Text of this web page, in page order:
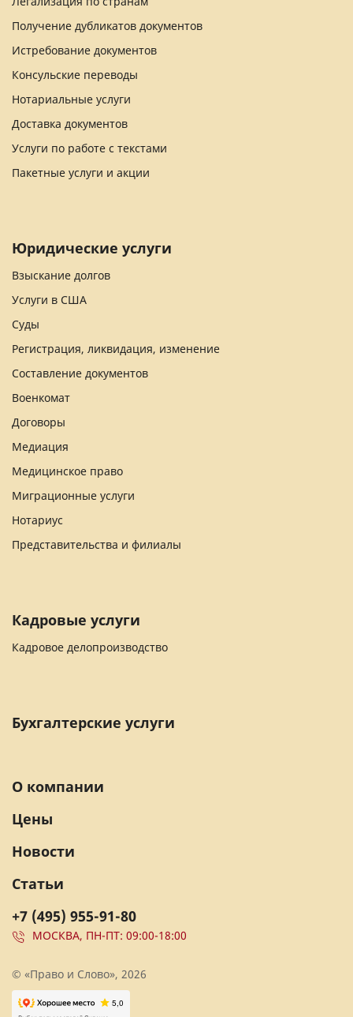
Получение дубликатов документов
Истребование документов
Консульские переводы
Нотариальные услуги
Доставка документов
Услуги по работе с текстами
Пакетные услуги и акции
Юридические услуги
Взыскание долгов
Услуги в США
Суды
Регистрация, ликвидация, изменение
Составление документов
Военкомат
Договоры
Медиация
Медицинское право
Миграционные услуги
Нотариус
Представительства и филиалы
Кадровые услуги
Кадровое делопроизводство
Бухгалтерские услуги
+7 (495) 955-91-80
МОСКВА, ПН-ПТ: 09:00-18:00
О компании
Цены
Новости
Статьи
© «Право и Слово», 2026